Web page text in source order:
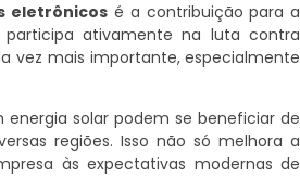
eletrônicosé a contribuição para a
participa ativamente na luta contra
vez mais importante, especialmente
solar podem se beneficiar de
regiões. Isso não só melhora a
às expectativas modernas de